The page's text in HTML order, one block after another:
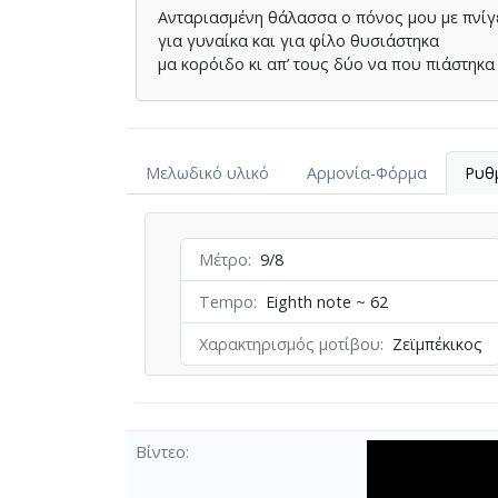
Ανταριασµένη θάλασσα ο πόνος µου µε
για γυναίκα και για φίλο θυσιάστηκα
µα κορόιδο κι απ’ τους δύο να που πιάστηκα
Μελωδικό υλικό
Αρμονία-Φόρμα
Μέτρο
9/8
Tempo
Eighth note ~ 62
Χαρακτηρισμός μοτίβου
Ζεϊμπέκικος
Βίντεο